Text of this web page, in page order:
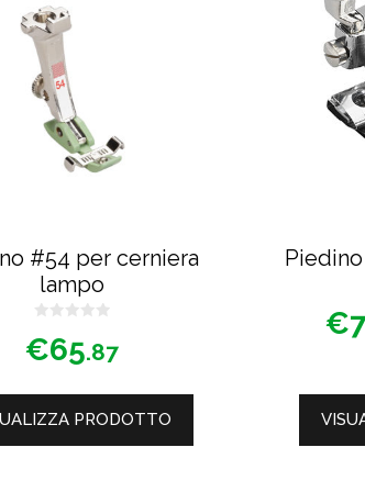
#54 per cerniera
lampo
s
u
€65.87
PRODOTTO
€
varianti.
nella
prodotto